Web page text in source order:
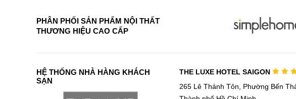
PHÂN PHỐI SẢN PHẨM NỘI THẤT
THƯƠNG HIỆU CAO CẤP
HỆ THỐNG NHÀ HÀNG KHÁCH
SẠN
THE LUXE HOTEL SAIGON
265 Lê Thánh Tôn, Phường Bến